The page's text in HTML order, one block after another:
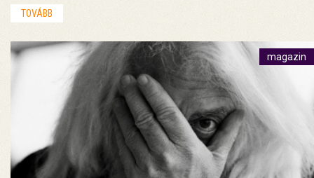
TOVÁBB
magazin